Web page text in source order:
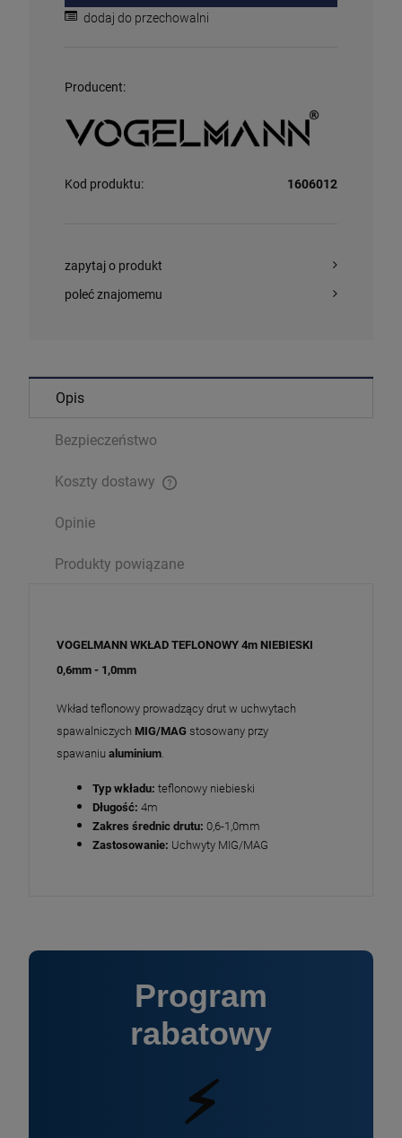
dodaj do przechowalni
Producent:
Kod produktu: 1606012
zapytaj o produkt
poleć znajomemu
Opis
Bezpieczeństwo
Koszty dostawy
Opinie
Produkty powiązane
VOGELMANN WKŁAD TEFLONOWY 4m NIEBIESKI
0,6mm - 1,0mm
Wkład teflonowy prowadzący drut w uchwytach
spawalniczych MIG/MAG stosowany przy
spawaniu aluminium
Typ wkładu: teflonowy niebieski
Długość: 4m
Zakres średnic drutu: 0,6-1,0mm
Zastosowanie: Uchwyty MIG/MAG
Program
rabatowy
⚡